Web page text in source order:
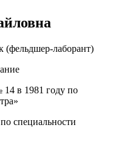
(фельдшер-лаборант)
в 1981 году по
специальности